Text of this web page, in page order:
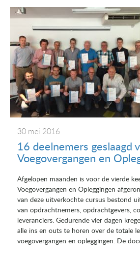
30 mei 2016
16 deelnemers geslaagd
Voegovergangen en
Afgelopen maanden is voor de vierde
Voegovergangen en Opleggingen
van deze uitverkochte cursus bestond
van opdrachtnemers, opdrachtgevers,
leveranciers. Gedurende vier dagen
alle ins en outs te horen over de totale
voegovergangen en opleggingen. De